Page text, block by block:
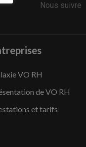
Nous suivre
VO RH
de VO RH
et tarifs